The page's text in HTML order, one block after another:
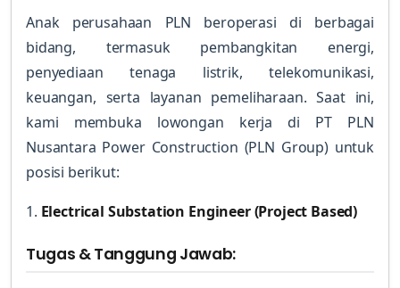
Anak perusahaan PLN beroperasi di berbagai
bidang, termasuk pembangkitan energi,
penyediaan tenaga listrik, telekomunikasi,
keuangan, serta layanan pemeliharaan. Saat ini,
kami membuka lowongan kerja di PT PLN
Nusantara Power Construction (PLN Group) untuk
posisi berikut:
1. Electrical Substation Engineer (Project Based)
Tugas & Tanggung Jawab: